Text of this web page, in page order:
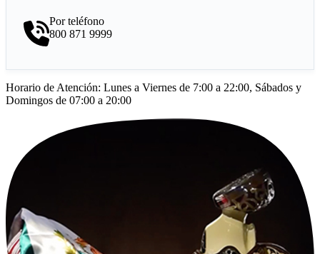
Por teléfono
800 871 9999
Horario de Atención: Lunes a Viernes de 7:00 a 22:00, Sábados y
Domingos de 07:00 a 20:00